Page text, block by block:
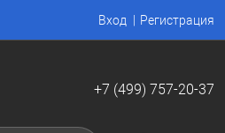
Вход Регистрация
+7 (499) 757-20-37